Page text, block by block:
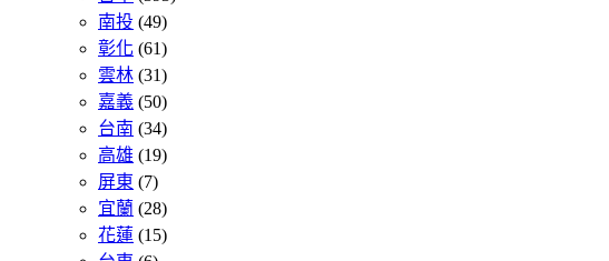
南投 (49)
彰化 (61)
雲林 (31)
嘉義 (50)
台南 (34)
高雄 (19)
屏東 (7)
宜蘭 (28)
花蓮 (15)